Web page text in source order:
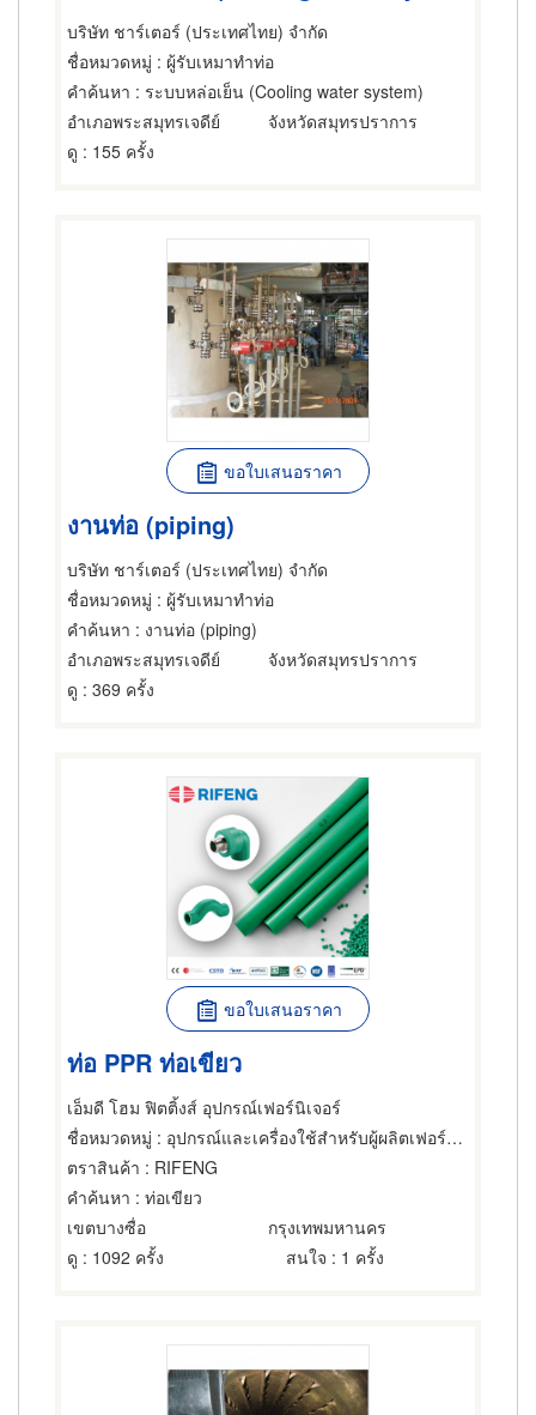
บริษัท ชาร์เตอร์ (ประเทศไทย) จำกัด
ชื่อหมวดหมู่ : ผู้รับเหมาทำท่อ
คำค้นหา : ระบบหล่อเย็น (Cooling water system)
อำเภอพระสมุทรเจดีย์
จังหวัดสมุทรปราการ
ดู : 155 ครั้ง
ขอใบเสนอราคา
งานท่อ (piping)
บริษัท ชาร์เตอร์ (ประเทศไทย) จำกัด
ชื่อหมวดหมู่ : ผู้รับเหมาทำท่อ
คำค้นหา : งานท่อ (piping)
อำเภอพระสมุทรเจดีย์
จังหวัดสมุทรปราการ
ดู : 369 ครั้ง
ขอใบเสนอราคา
ท่อ PPR ท่อเขียว
เอ็มดี โฮม ฟิตติ้งส์ อุปกรณ์เฟอร์นิเจอร์
ชื่อหมวดหมู่ : อุปกรณ์และเครื่องใช้สำหรับผู้ผลิตเฟอร์นิเจอร์,ท่อ ผู้รับเหมาวาง,ผู้รับเหมาทำท่อ
ตราสินค้า : RIFENG
คำค้นหา : ท่อเขียว
เขตบางซื่อ
กรุงเทพมหานคร
ดู : 1092 ครั้ง สนใจ : 1 ครั้ง